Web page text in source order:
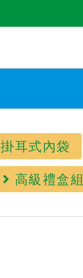
掛耳式內袋
高級禮盒組